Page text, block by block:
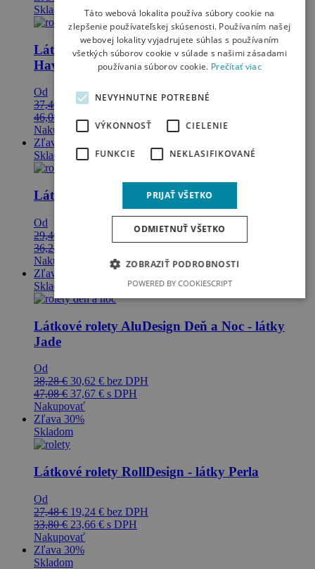
Skladom
Látkové rolety AluDesign Deň a Noc - látky
Haven
Od
37,46
29,97
46,08
36,86 €s DPH
Nakupovať
Zľava 30%
Skladom
Látkové rolety RollDesign - látky Topaz
Od
29,46
bez DPH
36,24
Nakupovať
Zľava 20%
Skladom
Látkové rolety AluDesign Deň a Noc - látky
Jade
Od
38,28€ 30,62 € bez DPH
47,08€ 37,67 € s DPH
Nakupovať
Zľava 30%
Skladom
Látkové rolety RollDesign - látky Perla
Od
27,48€ 19,24 € bez DPH
33,80€ 23,66 € s DPH
Nakupovať
Zľava 30%
Skladom
Táto webová lokalita používa súbory cookie na
zlepšenie používateľskej skúsenosti. Používaním našej
webovej lokality vyjadrujete súhlas s používaním
všetkých súborov cookie v súlade s našimi zásadami
používania súborov cookie. Prečítať viac
NEVYHNUTNE POTREBNÉ
VÝKONNOSŤ CIELENIE
FUNKCIE NEKLASIFIKOVANÉ
PRIJAŤ VŠETKO
ODMIETNUŤ VŠETKO
ZOBRAZIŤ PODROBNOSTI
POWERED BY COOKIESCRIPT